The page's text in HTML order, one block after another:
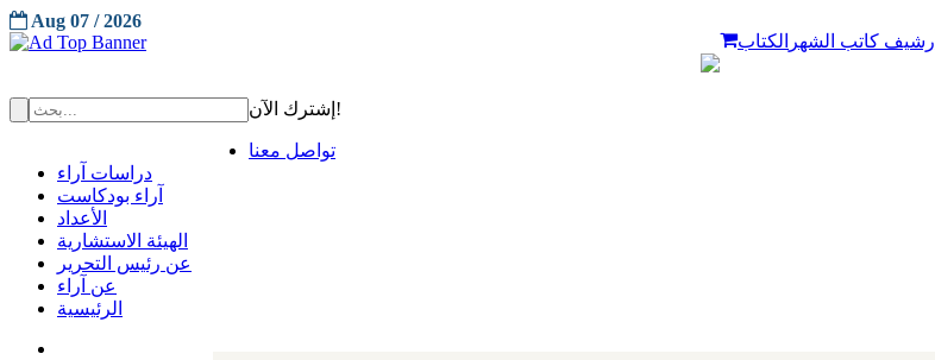
أرشيف كاتب الشهر الكتاب
Aug 07 / 2026
إشترك الآن!
تواصل معنا
دراسات آراء
آراء بودكاست
الأعداد
الهيئة الاستشارية
عن رئيس التحرير
عن آراء
الرئيسية